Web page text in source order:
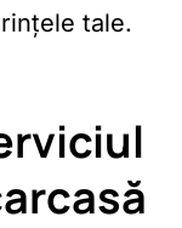
tale.